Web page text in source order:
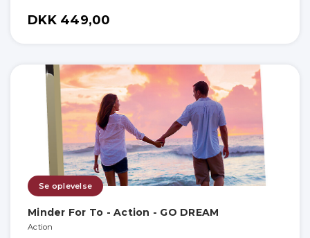
DKK 449,00
Se oplevelse
Minder For To - Action - GO DREAM
Action